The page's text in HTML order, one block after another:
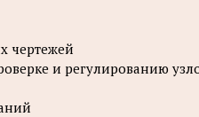
чертежей
и регулированию